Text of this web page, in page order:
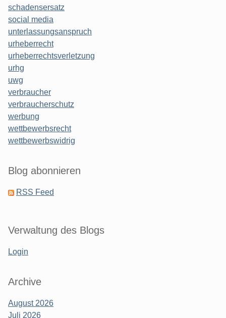
schadensersatz
social media
unterlassungsanspruch
urheberrecht
urheberrechtsverletzung
urhg
uwg
verbraucher
verbraucherschutz
werbung
wettbewerbsrecht
wettbewerbswidrig
Blog abonnieren
RSS Feed
Verwaltung des Blogs
Login
Archive
August 2026
Juli 2026